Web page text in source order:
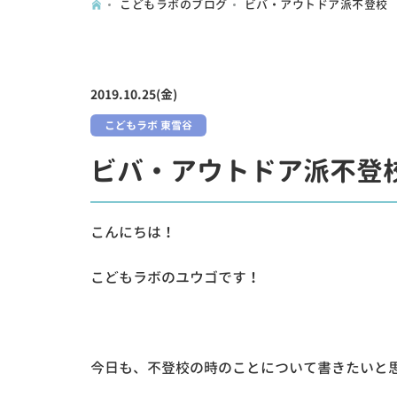
こどもラボのブログ ビバ・アウトドア派不登校
2019.10.25(金)
こどもラボ 東雪谷
ビバ・アウトドア派不登
こんにちは！
こどもラボのユウゴです！
今日も、不登校の時のことについて書きたいと